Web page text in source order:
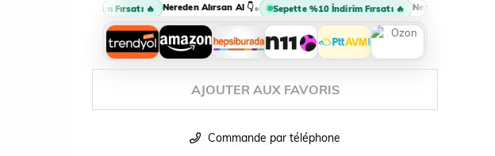
Sepette %10 İndirim Fırsatı 🔥 Nereden Alırsan Al 👇• Sepette %10 İndirim Fırsatı 🔥 Nereden Alırsan Al 👇
AJOUTER AUX FAVORIS
Commande par téléphone